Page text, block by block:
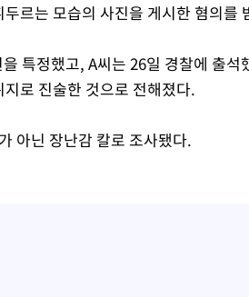
르는 모습의 사진을 게시한 혐의를
특정했고, A씨는 26일 경찰에 출
로 진술한 것으로 전해졌다.
아닌 장난감 칼로 조사됐다.